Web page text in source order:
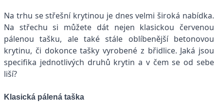
Na trhu se střešní krytinou je dnes velmi široká nabídka.
Na střechu si můžete dát nejen klasickou červenou
pálenou tašku, ale také stále oblíbenější betonovou
krytinu, či dokonce tašky vyrobené z břidlice. Jaká jsou
specifika jednotlivých druhů krytin a v čem se od sebe
liší?
Klasická pálená taška